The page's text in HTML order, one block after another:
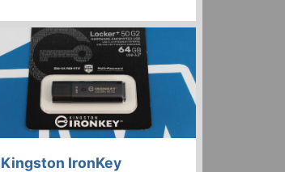
Kingston IronKey